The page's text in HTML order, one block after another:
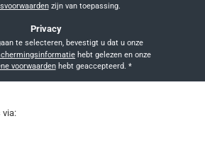
zijn van toepassing.
Privacy
Door doorgaan te selecteren, bevestigt u dat u onze
voorwaardenhebt geaccepteerd. *
via: